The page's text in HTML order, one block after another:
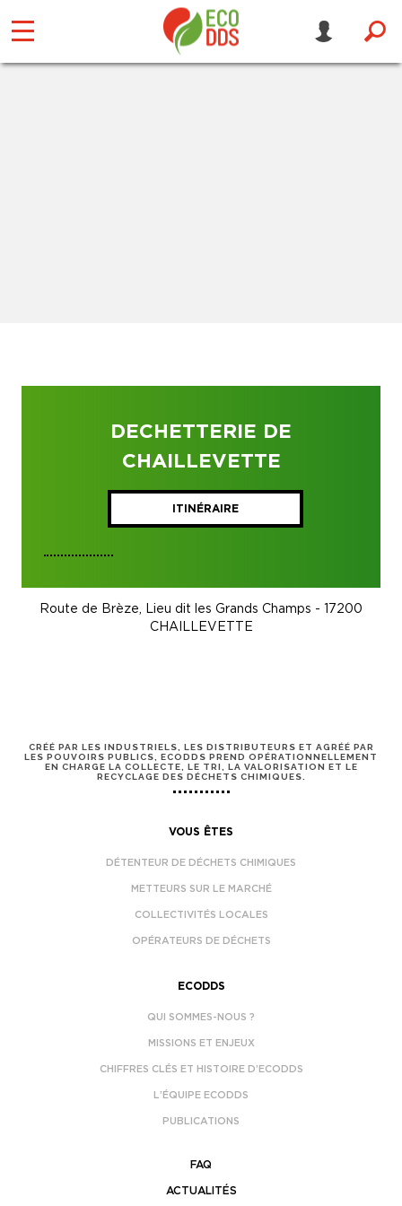
DECHETTERIE DE
CHAILLEVETTE
ITINÉRAIRE
Route de Brèze, Lieu dit les Grands Champs - 17200
CHAILLEVETTE
CRÉÉ PAR LES INDUSTRIELS, LES DISTRIBUTEURS ET AGRÉÉ PAR
LES POUVOIRS PUBLICS, ECODDS PREND OPÉRATIONNELLEMENT
EN CHARGE LA COLLECTE, LE TRI, LA VALORISATION ET LE
RECYCLAGE DES DÉCHETS CHIMIQUES.
VOUS ÊTES
DÉTENTEUR DE DÉCHETS CHIMIQUES
METTEURS SUR LE MARCHÉ
COLLECTIVITÉS LOCALES
OPÉRATEURS DE DÉCHETS
ECODDS
QUI SOMMES-NOUS ?
MISSIONS ET ENJEUX
CHIFFRES CLÉS ET HISTOIRE D’ECODDS
L’ÉQUIPE ECODDS
PUBLICATIONS
FAQ
ACTUALITÉS